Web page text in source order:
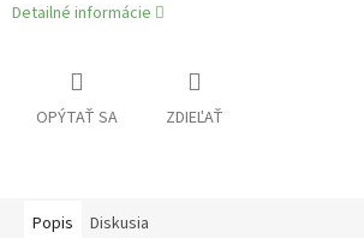
Detailné informácie
OPÝTAŤ SA ZDIEĽAŤ
Popis Diskusia